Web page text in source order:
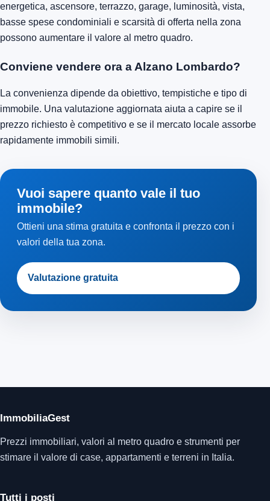
energetica, ascensore, terrazzo, garage, luminosità, vista,
basse spese condominiali e scarsità di offerta nella zona
possono aumentare il valore al metro quadro.
Conviene vendere ora a Alzano Lombardo?
La convenienza dipende da obiettivo, tempistiche e tipo di
immobile. Una valutazione aggiornata aiuta a capire se il
prezzo richiesto è competitivo e se il mercato locale assorbe
rapidamente immobili simili.
Vuoi sapere quanto vale il tuo
immobile?
Ottieni una stima gratuita e confronta il prezzo con i
valori della tua zona.
Valutazione gratuita
ImmobiliaGest
Prezzi immobiliari, valori al metro quadro e strumenti per
stimare il valore di case, appartamenti e terreni in Italia.
Tutti i posti